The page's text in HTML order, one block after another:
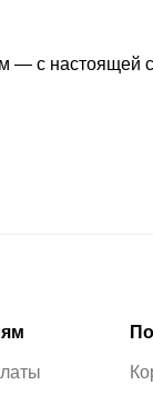
с настоящей